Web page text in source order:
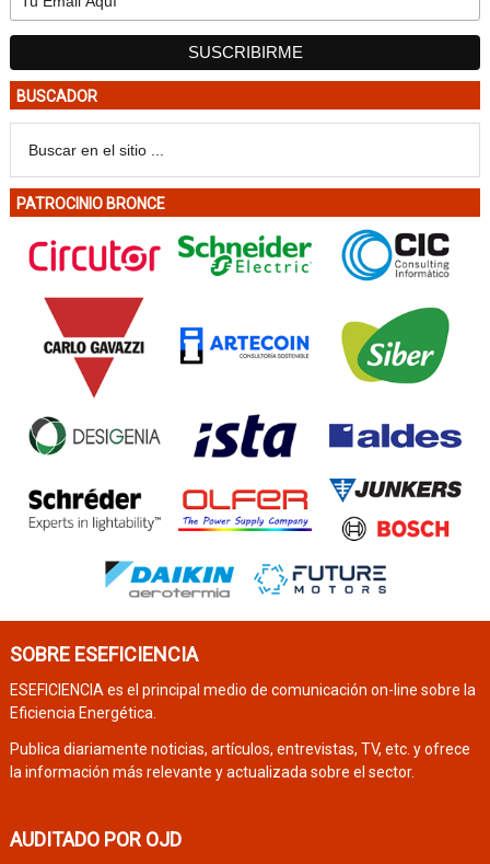
BUSCADOR
PATROCINIO BRONCE
SOBRE ESEFICIENCIA
ESEFICIENCIA es el principal medio de comunicación on-line sobre la
Eficiencia Energética.
Publica diariamente noticias, artículos, entrevistas, TV, etc. y ofrece
la información más relevante y actualizada sobre el sector.
AUDITADO POR OJD